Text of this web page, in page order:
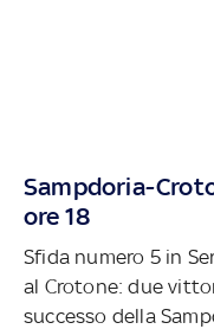
Sampdoria-
ore 18
Sfida numero 5 in
al Crotone: due
successo della